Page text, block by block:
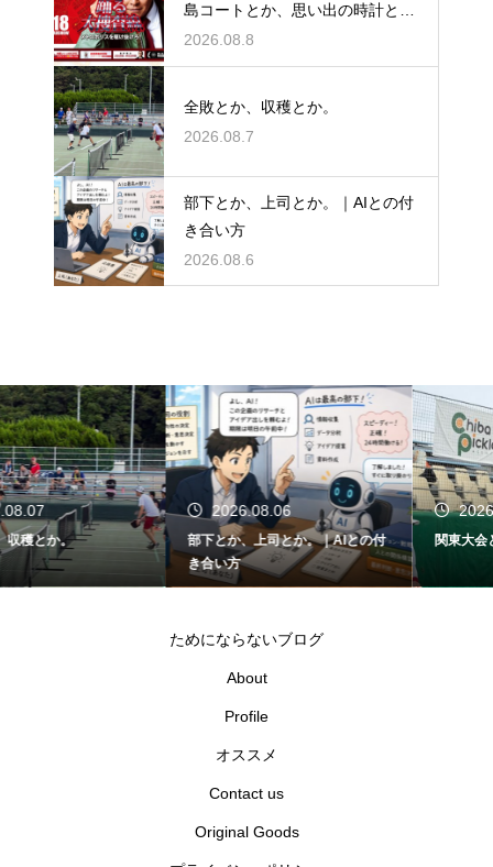
島コートとか、思い出の時計と
か。
2026.08.8
全敗とか、収穫とか。
2026.08.7
部下とか、上司とか。｜AIとの付
き合い方
2026.08.6
2026.08.06
部下とか、上司とか。｜AIとの付
き合い方
2026.08.05
関東大会とか、千葉県代表とか。
ためにならないブログ
About
Profile
オススメ
Contact us
Original Goods